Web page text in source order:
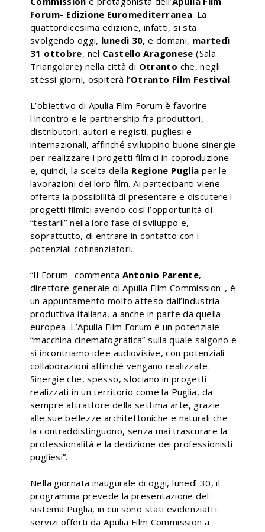
Forum- Edizione Euromediterranea. La
quattordicesima edizione, infatti, si sta
svolgendo oggi, lunedì 30, e domani, martedì
31 ottobre, nel Castello Aragonese (Sala
Triangolare) nella città di Otranto che, negli
stessi giorni, ospiterà l’Otranto Film Festival.
L’obiettivo di Apulia Film Forum è favorire
l'incontro e le partnership fra produttori,
distributori, autori e registi, pugliesi e
internazionali, affinché sviluppino buone sinergie
per realizzare i progetti filmici in coproduzione
e, quindi, la scelta della Regione Puglia per le
lavorazioni dei loro film. Ai partecipanti viene
offerta la possibilità di presentare e discutere i
progetti filmici avendo così l’opportunità di
“testarli” nella loro fase di sviluppo e,
soprattutto, di entrare in contatto con i
potenziali cofinanziatori.
“Il Forum- commenta Antonio Parente,
direttore generale di Apulia Film Commission-, è
un appuntamento molto atteso dall’industria
produttiva italiana, a anche in parte da quella
europea. L’Apulia Film Forum è un potenziale
“macchina cinematografica” sulla quale salgono e
si incontriamo idee audiovisive, con potenziali
collaborazioni affinché vengano realizzate.
Sinergie che, spesso, sfociano in progetti
realizzati in un territorio come la Puglia, da
sempre attrattore della settima arte, grazie
alle sue bellezze architettoniche e naturali che
la contraddistinguono, senza mai trascurare la
professionalità e la dedizione dei professionisti
pugliesi”.
Nella giornata inaugurale di oggi, lunedì 30, il
programma prevede la presentazione del
sistema Puglia, in cui sono stati evidenziati i
servizi offerti da Apulia Film Commission a